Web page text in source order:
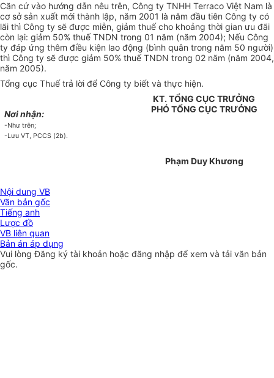
Căn cứ vào hướng dẫn nêu trên, Công ty TNHH Terraco Việt Nam là
cơ sở sản xuất mới thành lập, năm 2001 là năm đầu tiên Công ty có
lãi thì Công ty sẽ được miễn, giảm thuế cho khoảng thời gian ưu đãi
còn lại: giảm 50% thuế TNDN trong 01 năm (năm 2004); Nếu Công
ty đáp ứng thêm điều kiện lao động (bình quân trong năm 50 người)
thì Công ty sẽ được giảm 50% thuế TNDN trong 02 năm (năm 2004,
năm 2005).
Tổng cục Thuế trả lời để Công ty biết và thực hiện.
Nơi nhận:
-Như trên;
-Lưu VT, PCCS (2b).
KT. TỔNG CỤC TRƯỞNG
PHÓ TỔNG CỤC TRƯỞNG
Phạm Duy Khương
Nội dung VB
Văn bản gốc
Tiếng anh
Lược đồ
VB liên quan
Bản án áp dụng
Vui lòngĐăng ký tài khoản hoặc đăng nhập để xem và tải văn bản
gốc.